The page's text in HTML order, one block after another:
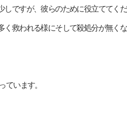
ですが、彼らのために役立ててくだ
救われる様にそして殺処分が無く
ています。